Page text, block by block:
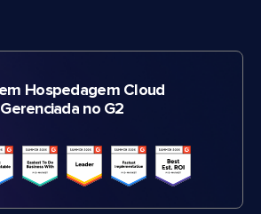
Hospedagem Cloud
Gerenciada no G2